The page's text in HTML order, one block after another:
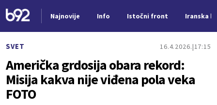
Najnovije Info Istočni front Iranska
SVET 16.4.2026. 17:15
Američka grdosija obara rekord:
Misija kakva nije viđena pola veka
FOTO